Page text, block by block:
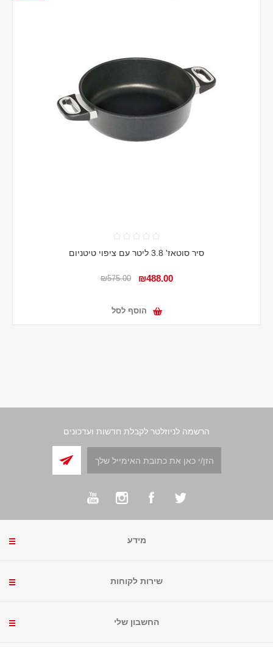
סיר סוטאז' 3.8 ליטר עם ציפוי טיטניום
₪488.00
₪575.00
הוסף לסל
הרשמה לניוזלטר לקבלת חדשות ועדכונים
מידע
שירות לקוחות
החשבון שלי